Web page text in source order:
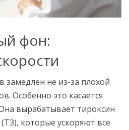
фон:
замедлен не из-за плохой
Особенно это касается
вырабатывает тироксин
которые ускоряют все